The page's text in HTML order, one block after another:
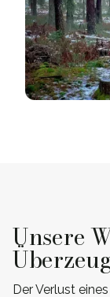
Unsere
Der Verlust